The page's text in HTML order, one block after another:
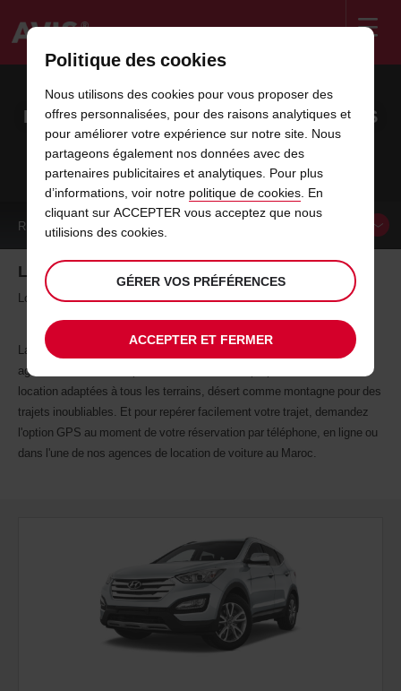
LOCATION DE 4X4 AU MAROC AVEC AVIS
Avis Maroc : expertise location voiture au Maroc
RÉSERVER UN VÉHICULE
Location de 4x4 au Maroc avec Avis
Louer un 4x4 au Maroc
Laissez-vous tenter par le 4x4 de location Santa Fe, confortable,
agréable à conduire et performant ! Avis vous propose des voitures de
location adaptées à tous les terrains, désert comme montagne pour des
trajets inoubliables. Et pour repérer facilement votre trajet, demandez
l'option GPS au moment de votre réservation par téléphone, en ligne ou
dans l'une de nos agences de location de voiture au Maroc.
Politique des cookies
Nous utilisons des cookies pour vous proposer des
offres personnalisées, pour des raisons analytiques et
pour améliorer votre expérience sur notre site. Nous
partageons également nos données avec des
partenaires publicitaires et analytiques. Pour plus
d’informations, voir notre politique de cookies. En
cliquant sur ACCEPTER vous acceptez que nous
utilisions des cookies.
GÉRER VOS PRÉFÉRENCES
ACCEPTER ET FERMER